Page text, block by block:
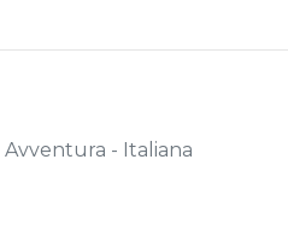
- Italiana